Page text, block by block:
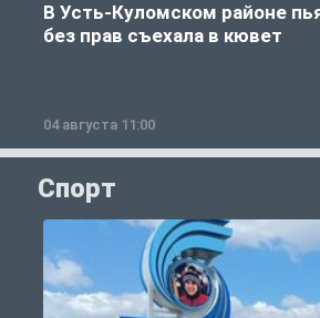
В Усть-Куломском районе
без прав съехала в кювет
04 августа 11:00
Спорт